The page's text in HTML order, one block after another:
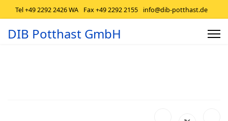
Tel +49 2292 2426 WA Fax +49 2292 2155 info@dib-potthast.de
DIB Potthast GmbH